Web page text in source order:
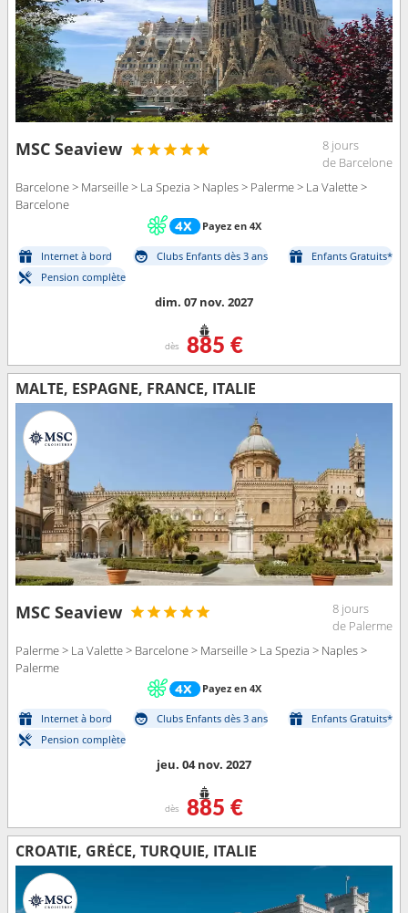
MSC Seaview
8 jours
de Barcelone
Barcelone > Marseille > La Spezia > Naples > Palerme > La Valette >
Barcelone
Payez en 4X
Internet à bord Clubs Enfants dès 3 ans
Enfants Gratuits*
Pension complète
dim. 07 nov. 2027
dès 885 €
MALTE, ESPAGNE, FRANCE, ITALIE
MSC Seaview
8 jours
de Palerme
Palerme > La Valette > Barcelone > Marseille > La Spezia > Naples >
Palerme
Payez en 4X
Internet à bord Clubs Enfants dès 3 ans
Enfants Gratuits*
Pension complète
jeu. 04 nov. 2027
dès 885 €
CROATIE, GRÈCE, TURQUIE, ITALIE